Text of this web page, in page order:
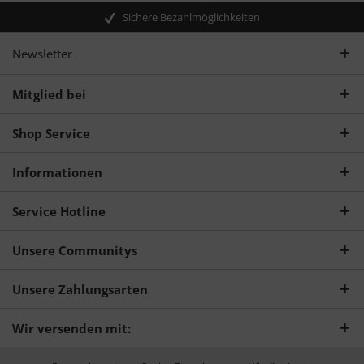
Sichere Bezahlmöglichkeiten
Newsletter
Mitglied bei
Shop Service
Informationen
Service Hotline
Unsere Communitys
Unsere Zahlungsarten
Wir versenden mit: